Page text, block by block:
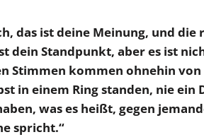
das ist deine Meinung, und die
dein Standpunkt, aber es ist
Stimmen kommen ohnehin
in einem Ring standen, nie ein
was es heißt, gegen
spricht.“